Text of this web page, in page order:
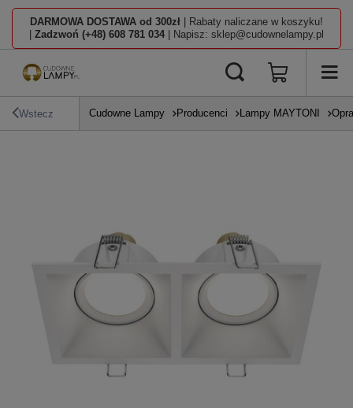
DARMOWA DOSTAWA od 300zł | Rabaty naliczane w koszyku!
Zadzwoń (+48) 608 781 034 | Napisz: sklep@cudownelampy.pl
Wstecz Cudowne Lampy Producenci Lampy MAYTONI